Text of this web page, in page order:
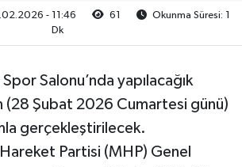
- 11:46 61
Okunma Süresi: 1
Dk
Salonu’nda yapılacağık
(28 Şubat 2026 Cumartesi günü)
gerçekleştirilecek.
Partisi (MHP) Genel